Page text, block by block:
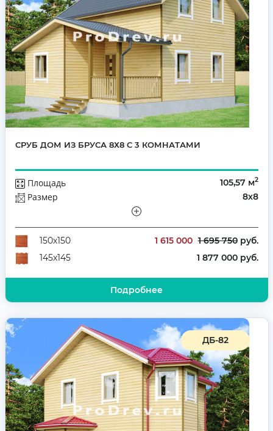
СРУБ ДОМ ИЗ БРУСА 8Х8 С 3 КОМНАТАМИ
Площадь 105,57 м2
Размер 8х8
Количество комнат
4
150х150
1 615 000 1 695 750руб.
145х145
1 877 000 руб.
Подробнее
ДБ-82